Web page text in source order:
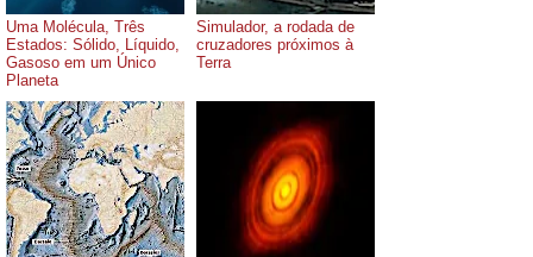
Uma Molécula, Três
Estados: Sólido, Líquido,
Gasoso em um Único
Planeta
Simulador, a rodada de
cruzadores próximos à
Terra